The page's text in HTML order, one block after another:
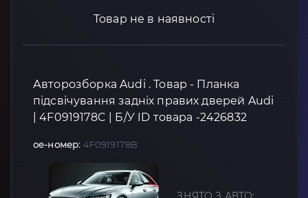
Товар не в наявності
Авторозборка Audi . Товар - Планка
підсвічування задніх правих дверей Audi
| 4F0919178C | Б/У ID товара -2426832
oe-номер: 4F0919178B